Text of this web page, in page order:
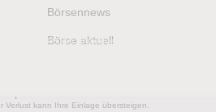
Börsennews
Börse aktuell
60.23 % der Kleinanlegerkonten verlieren
Verlust kann Ihre Einlage übersteigen.